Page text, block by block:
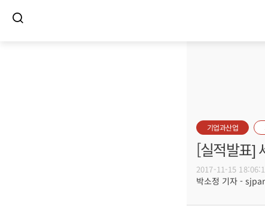
기업과산업
[실적발표]
2017-11-15
박소정 기자 -